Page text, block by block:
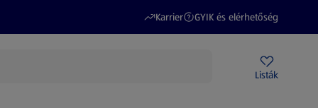
Karrier
(új oldalon nyílik meg)
GYIK és elérhetőség
(új oldalon nyílik meg)
Listák